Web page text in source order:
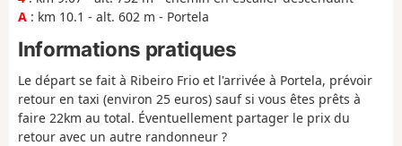
A : km 10.1 - alt. 602 m - Portela
Informations pratiques
Le départ se fait à Ribeiro Frio et l'arrivée à Portela, prévoir
retour en taxi (environ 25 euros) sauf si vous êtes prêts à
faire 22km au total. Éventuellement partager le prix du
retour avec un autre randonneur ?